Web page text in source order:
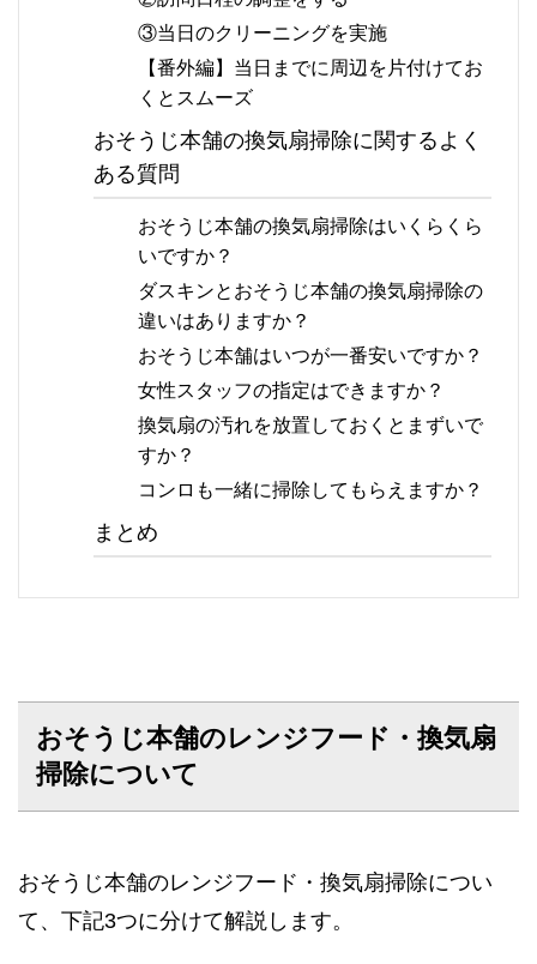
③当日のクリーニングを実施
【番外編】当日までに周辺を片付けてお
くとスムーズ
おそうじ本舗の換気扇掃除に関するよく
ある質問
おそうじ本舗の換気扇掃除はいくらくら
いですか？
ダスキンとおそうじ本舗の換気扇掃除の
違いはありますか？
おそうじ本舗はいつが一番安いですか？
女性スタッフの指定はできますか？
換気扇の汚れを放置しておくとまずいで
すか？
コンロも一緒に掃除してもらえますか？
まとめ
おそうじ本舗のレンジフード・換気扇
掃除について
おそうじ本舗のレンジフード・換気扇掃除につい
て、下記3つに分けて解説します。